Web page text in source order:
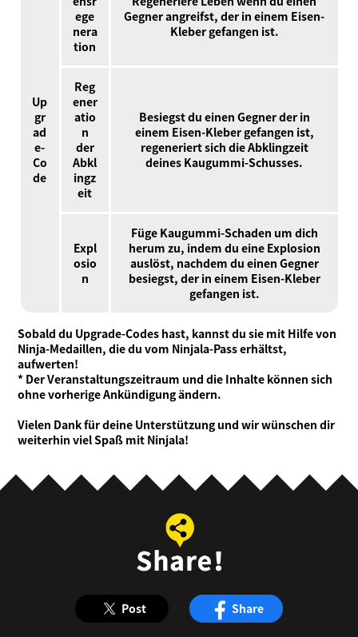
Up
gr
ad
e-
Co
de
ege
nera
tion
Gegner angreifst, der in einem Eisen-
Kleber gefangen ist.
Reg
ener
atio
n
der
Abkl
ingz
eit
Besiegst du einen Gegner der in
einem Eisen-Kleber gefangen ist,
regeneriert sich die Abklingzeit
deines Kaugummi-Schusses.
Expl
osio
n
Füge Kaugummi-Schaden um dich
herum zu, indem du eine Explosion
auslöst, nachdem du einen Gegner
besiegst, der in einem Eisen-Kleber
gefangen ist.
Sobald du Upgrade-Codes hast, kannst du sie mit Hilfe von
Ninja-Medaillen, die du vom Ninjala-Pass erhältst,
aufwerten!
* Der Veranstaltungszeitraum und die Inhalte können sich
ohne vorherige Ankündigung ändern.
Vielen Dank für deine Unterstützung und wir wünschen dir
weiterhin viel Spaß mit Ninjala!
Post Share